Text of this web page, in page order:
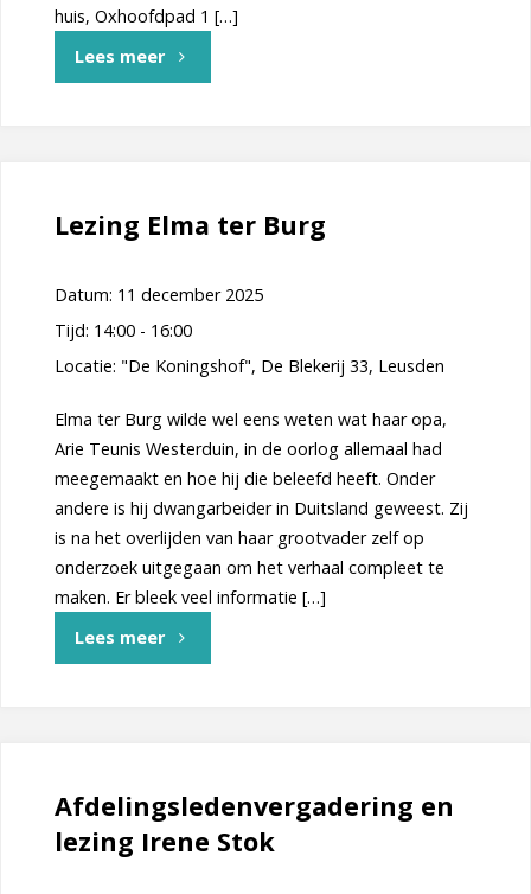
huis, Oxhoofdpad 1 […]
Lees meer"Lezing
heer
Dick
en
Nieuwjaarsreceptie"
Lezing Elma ter Burg
Datum: 11 december 2025
Tijd: 14:00 - 16:00
Locatie: "De Koningshof", De Blekerij 33, Leusden
Elma ter Burg wilde wel eens weten wat haar opa,
Arie Teunis Westerduin, in de oorlog allemaal had
meegemaakt en hoe hij die beleefd heeft. Onder
andere is hij dwangarbeider in Duitsland geweest. Zij
is na het overlijden van haar grootvader zelf op
onderzoek uitgegaan om het verhaal compleet te
maken. Er bleek veel informatie […]
Lees meer"Lezing
Afdelingsledenvergadering en
lezing Irene Stok